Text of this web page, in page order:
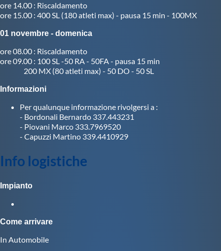
Scuole Nuoto
Propaganda
Centri Federali
Area Legislativa
Protezione Civile
Qualità
Privacy
ore 14.00 : Riscaldamento
ore 15.00 : 400 SL (180 atleti max) - pausa 15 min - 100MX
01 novembre - domenica
ore 08.00 : Riscaldamento
ore 09.00 : 100 SL -50 RA - 50FA - pausa 15 min
200 MX (80 atleti max) - 50 DO - 50 SL
Informazioni
Per qualunque informazione rivolgersi a :
- Bordonali Bernardo 337.443231
- Piovani Marco 333.7969520
- Capuzzi Martino 339.4410929
Info logistiche
Impianto
Come arrivare
In Automobile